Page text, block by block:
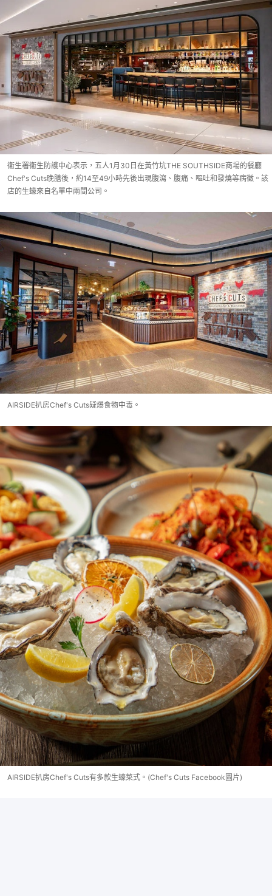
衞生署衞生防護中心表示，五人1月30日在黃竹坑THE SOUTHSIDE商場的餐廳
Chef's Cuts晚膳後，約14至49小時先後出現腹瀉、腹痛、嘔吐和發燒等病徵。該
店的生蠔來自名單中兩間公司。
AIRSIDE扒房Chef's Cuts疑爆食物中毒。
AIRSIDE扒房Chef's Cuts有多款生蠔菜式。(Chef's Cuts Facebook圖片)